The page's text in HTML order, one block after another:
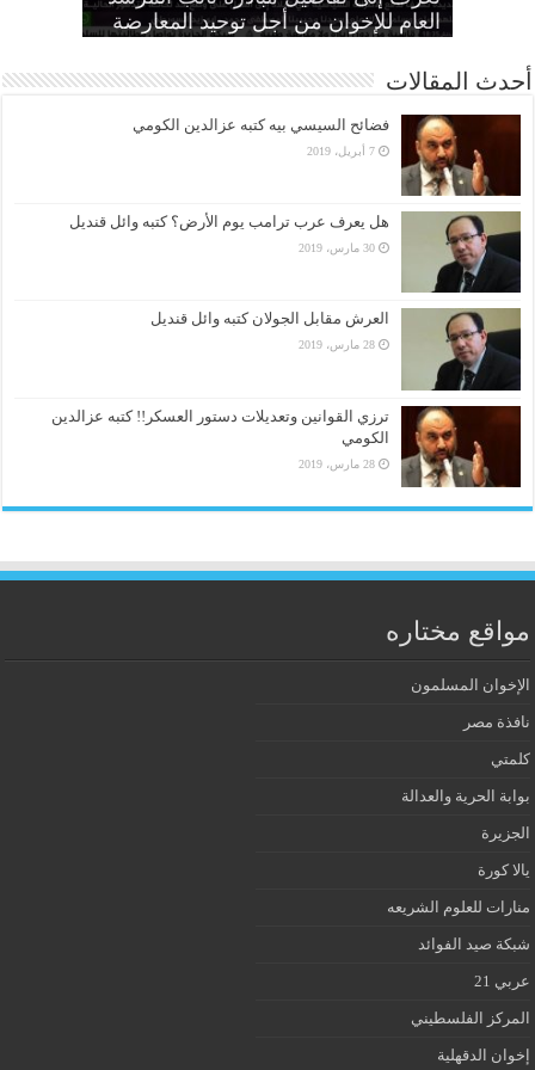
العام للإخوان من أجل توحيد المعارضة
القضاء لألعوبة في يد العسكر
الحرائر
اقتصادية”
بديل عن القصاص
أحدث المقالات
فضائح السيسي بيه كتبه عزالدين الكومي
7 أبريل، 2019
هل يعرف عرب ترامب يوم الأرض؟ كتبه وائل قنديل
30 مارس، 2019
العرش مقابل الجولان كتبه وائل قنديل
28 مارس، 2019
ترزي القوانين وتعديلات دستور العسكر!! كتبه عزالدين
الكومي
28 مارس، 2019
مواقع مختاره
الإخوان المسلمون
نافذة مصر
كلمتي
بوابة الحرية والعدالة
الجزيرة
يالا كورة
منارات للعلوم الشريعه
شبكة صيد الفوائد
عربي 21
المركز الفلسطيني
إخوان الدقهلية